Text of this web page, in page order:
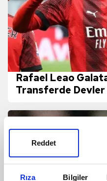
Rıza Bilgiler
Reddet
Rafael Leao
Transferde